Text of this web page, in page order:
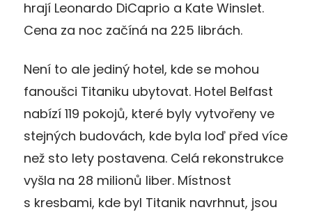
hrají Leonardo DiCaprio a Kate Winslet.
Cena za noc začíná na 225 librách.
Není to ale jediný hotel, kde se mohou
fanoušci Titaniku ubytovat. Hotel Belfast
nabízí 119 pokojů, které byly vytvořeny ve
stejných budovách, kde byla loď před více
než sto lety postavena. Celá rekonstrukce
vyšla na 28 milionů liber. Místnost
s kresbami, kde byl Titanik navrhnut, jsou